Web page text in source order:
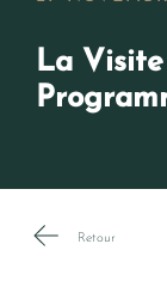
La
Retour